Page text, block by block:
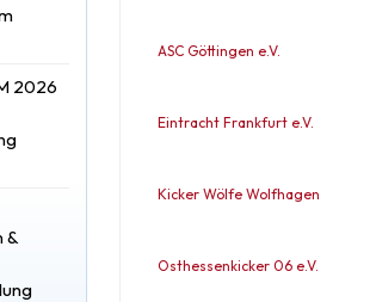
2026
&
ASC Göttingen e.V.
Eintracht Frankfurt e.V.
Kicker Wölfe Wolfhagen
Osthessenkicker 06 e.V.